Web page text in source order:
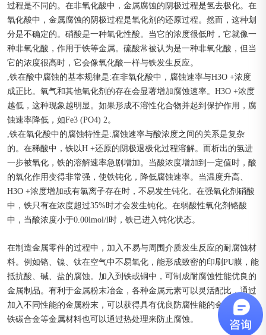
过程是不同的。在非氧化酸中，金属腐蚀的阴极过程是氢去极化。在
氧化酸中，金属腐蚀的阴极过程是氧化剂的还原过程。然而，这种划
分是不确定的。硝酸是一种氧化性酸。当它的浓度很低时，它就像一
种非氧化酸，作用于铁等金属。硫酸常被认为是一种非氧化酸，但当
它的浓度很高时，它会像氧化酸一样与铁发生反应。
,铁在酸中腐蚀的基本规律是:在非氧化酸中，腐蚀速率与H3O +浓度
成正比。氧气和其他氧化剂的存在会显著增加腐蚀速率。H3O +浓度
越低，这种现象越明显。如果形成不溶性化合物并起到保护作用，腐
蚀速率降低，如Fe3 (PO4) 2。
,铁在氧化酸中的腐蚀特性是:腐蚀速率与酸浓度之间的关系是复杂
的。在稀酸中，铁以H +还原的阴极退极化过程溶解。而析出的氢进
一步被氧化，铁的溶解速率急剧增加。当酸浓度增加到一定值时，酸
的氧化作用变得非常强，使铁钝化，降低腐蚀速率。当温度升高、
H3O +浓度增加或有氯离子存在时，不易发生钝化。在强氧化剂硝酸
中，铁只有在浓度超过35%时才会发生钝化。在弱酸性氧化剂铬酸
中，当酸浓度小于0.00lmol/l时，铁已进入钝化状态。
在制造金属零件的过程中，加入不易与周围介质发生反应的耐腐蚀材
料。例如铬、镍、钛在空气中不易氧化，能形成致密的印刷PU膜，能
抵抗酸、碱、盐的腐蚀。加入到铁或铜中，可制成耐腐蚀性能优良的
金属制品。有利于金属粉末冶金，各种金属元素可以灵活配比，通过
加入不同性能的金属粉末，可以获得具有优良防腐性能的金属零件。
铁碳合金等金属材料也可以通过热处理来防止腐蚀。